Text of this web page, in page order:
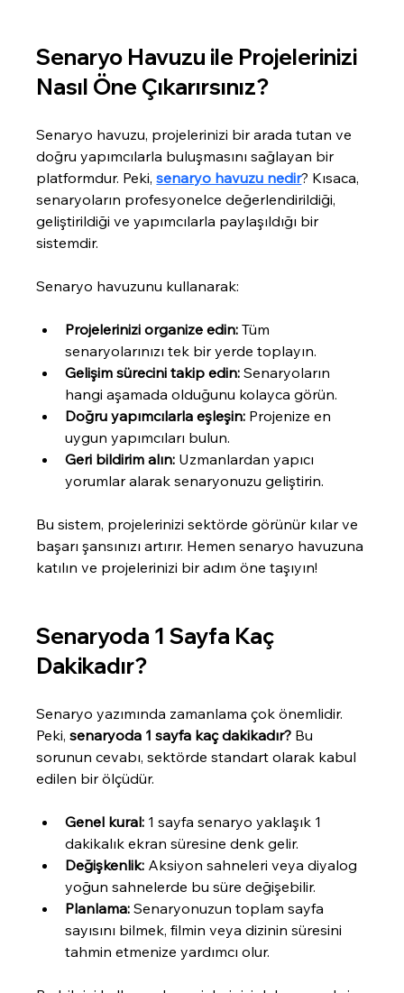
Senaryo Havuzu ile Projelerinizi
Nasıl Öne Çıkarırsınız?
Senaryo havuzu, projelerinizi bir arada tutan ve
doğru yapımcılarla buluşmasını sağlayan bir
platformdur. Peki, senaryo havuzu nedir? Kısaca,
senaryoların profesyonelce değerlendirildiği,
geliştirildiği ve yapımcılarla paylaşıldığı bir
sistemdir.
Senaryo havuzunu kullanarak:
Projelerinizi organize edin: Tüm
senaryolarınızı tek bir yerde toplayın.
Gelişim sürecini takip edin: Senaryoların
hangi aşamada olduğunu kolayca görün.
Doğru yapımcılarla eşleşin: Projenize en
uygun yapımcıları bulun.
Geri bildirim alın: Uzmanlardan yapıcı
yorumlar alarak senaryonuzu geliştirin.
Bu sistem, projelerinizi sektörde görünür kılar ve
başarı şansınızı artırır. Hemen senaryo havuzuna
katılın ve projelerinizi bir adım öne taşıyın!
Senaryoda 1 Sayfa Kaç
Dakikadır?
Senaryo yazımında zamanlama çok önemlidir.
Peki, senaryoda 1 sayfa kaç dakikadır? Bu
sorunun cevabı, sektörde standart olarak kabul
edilen bir ölçüdür.
Genel kural: 1 sayfa senaryo yaklaşık 1
dakikalık ekran süresine denk gelir.
Değişkenlik: Aksiyon sahneleri veya diyalog
yoğun sahnelerde bu süre değişebilir.
Planlama: Senaryonuzun toplam sayfa
sayısını bilmek, filmin veya dizinin süresini
tahmin etmenize yardımcı olur.